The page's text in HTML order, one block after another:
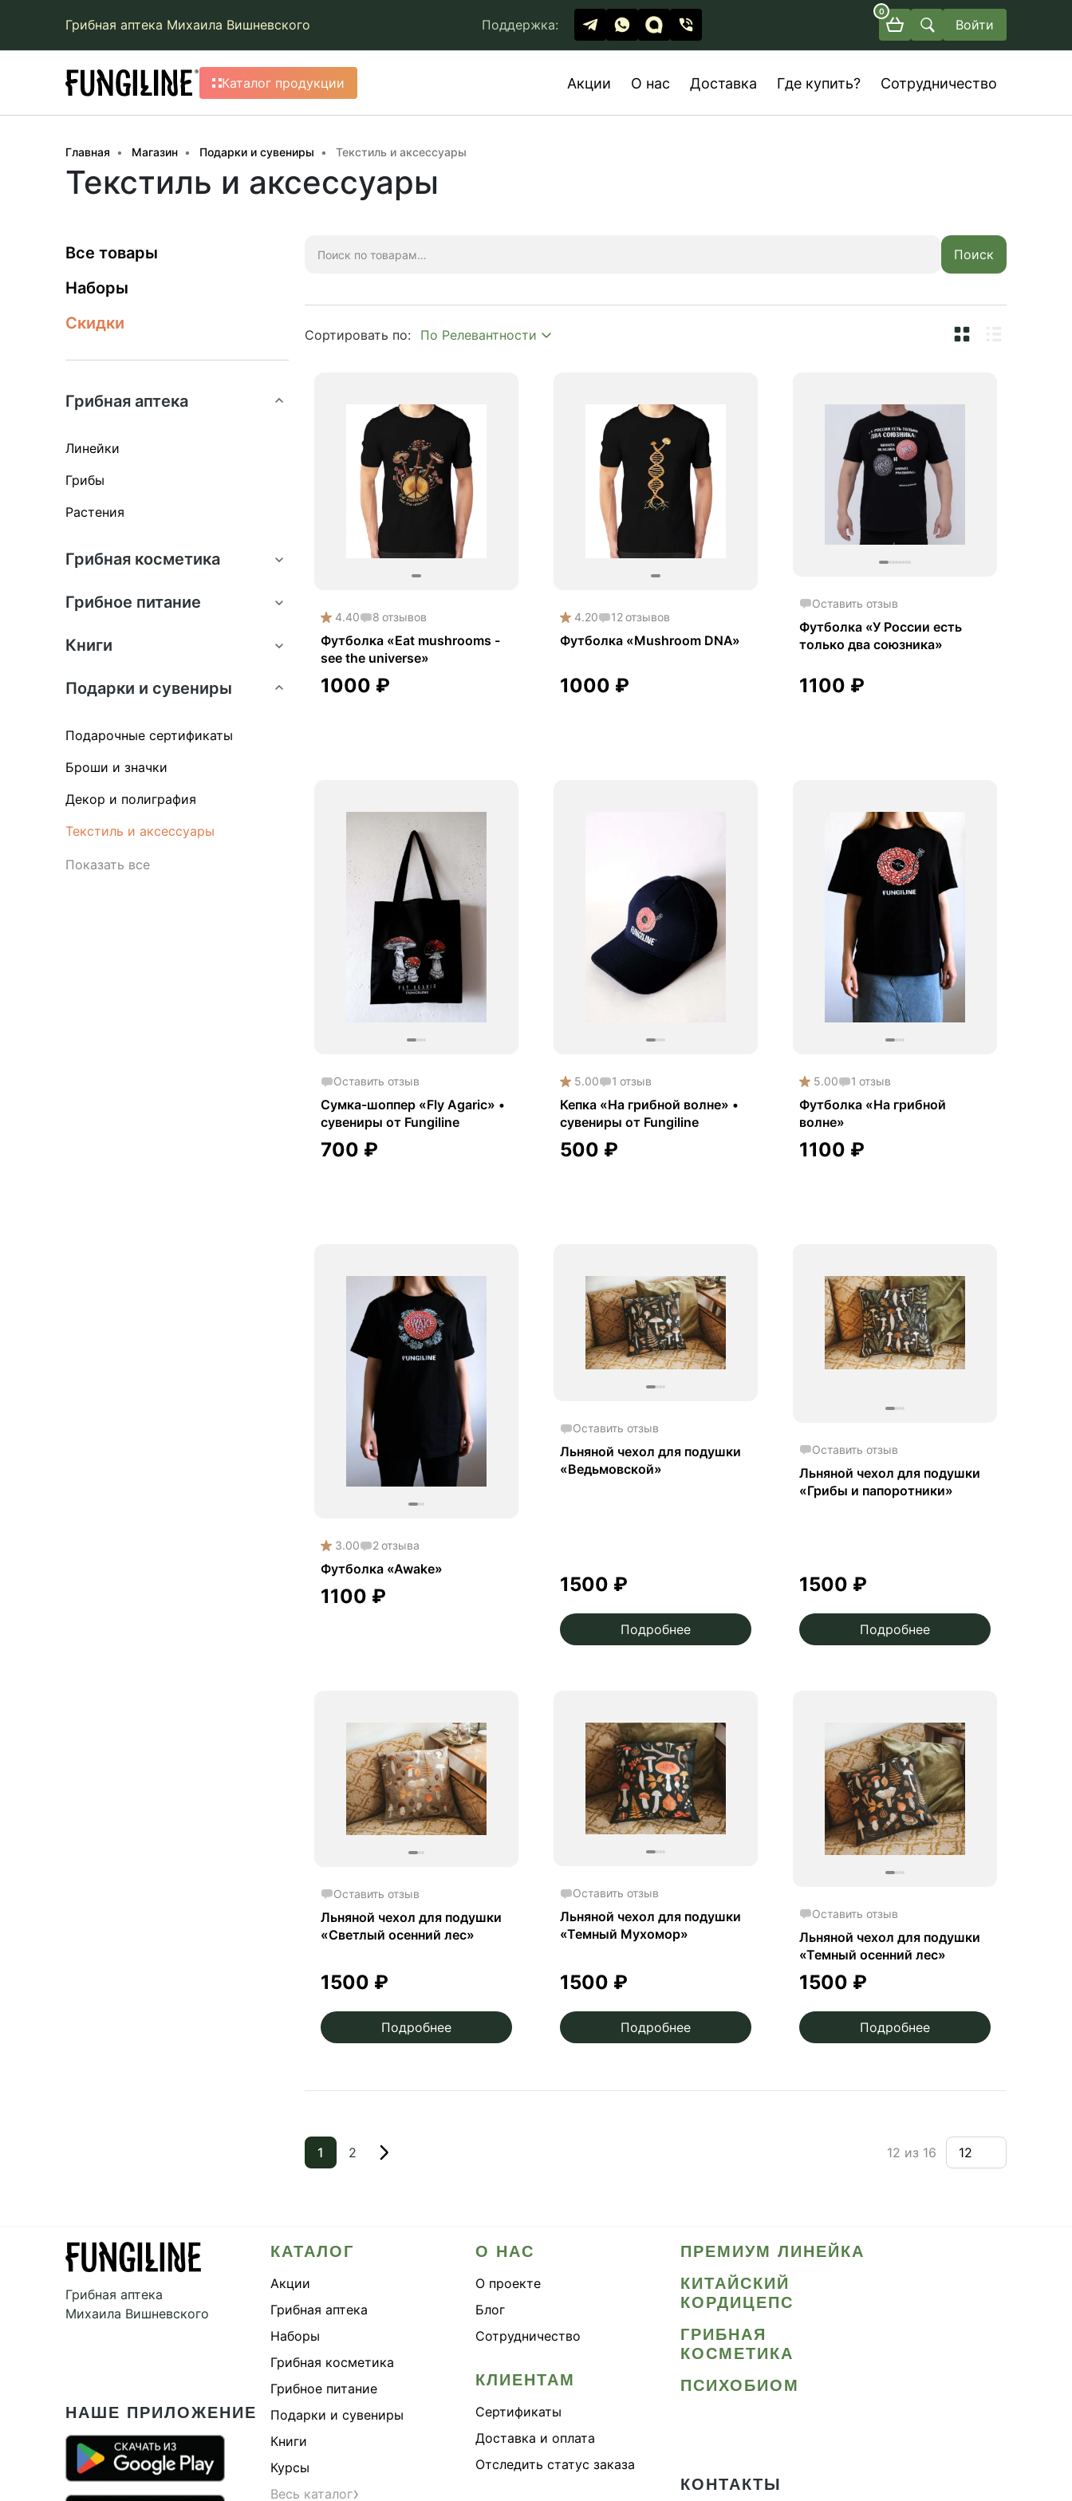
Грибная аптека Михаила Вишневского Поддержка:
0
Войти
Каталог продукции Акции О нас Доставка Где купить? Сотрудничество
Главная Магазин Подарки и сувениры Текстиль и аксессуары
Текстиль и аксессуары
Поиск
Сортировать по:
4.40 8 отзывов
Футболка «Eat mushrooms -
see the universe»
1000 ₽
4.20 12отзывов
Футболка «Mushroom DNA»
1000 ₽
Оставить отзыв
Футболка «У России есть
только два союзника»
1100 ₽
Оставить отзыв
Сумка-шоппер «Fly Agaric» •
сувениры от Fungiline
700 ₽
5.00 1 отзыв
Кепка «На грибной волне» •
сувениры от Fungiline
500 ₽
5.00 1 отзыв
Футболка «На грибной
волне»
1100 ₽
3.00 2отзыва
Футболка «Awake»
1100 ₽
Оставить отзыв
Льняной чехол для подушки
«Ведьмовской»
1500 ₽
Подробнее
Оставить отзыв
Льняной чехол для подушки
«Грибы и папоротники»
1500 ₽
Подробнее
Оставить отзыв
Льняной чехол для подушки
«Светлый осенний лес»
1500 ₽
Подробнее
Оставить отзыв
Льняной чехол для подушки
«Темный Мухомор»
1500 ₽
Подробнее
Оставить отзыв
Льняной чехол для подушки
«Темный осенний лес»
1500 ₽
Подробнее
12 из 16
1 2
Все товары
Наборы
Скидки
Грибная аптека
Линейки
Грибы
Растения
Грибная косметика
Грибное питание
Книги
Подарки и сувениры
Подарочные сертификаты
Броши и значки
Декор и полиграфия
Текстиль и аксессуары
Показать все
Грибная аптека
Михаила Вишневского
НАШЕ ПРИЛОЖЕНИЕ
КАТАЛОГ
Акции
Грибная аптека
Наборы
Грибная косметика
Грибное питание
Подарки и сувениры
Книги
Курсы
Весь каталог›
О НАС
О проекте
Блог
Сотрудничество
КЛИЕНТАМ
Сертификаты
Доставка и оплата
Отследить статус заказа
ПРЕМИУМ ЛИНЕЙКА
КИТАЙСКИЙ
КОРДИЦЕПС
ГРИБНАЯ
КОСМЕТИКА
ПСИХОБИОМ
КОНТАКТЫ